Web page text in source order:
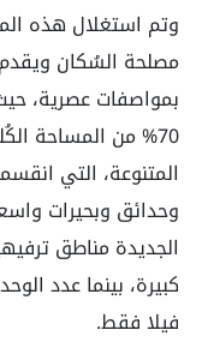
وتم استغلال هذه
مصلحة السُكان
بمواصفات عصرية،
70% من المساحة
المتنوعة، التي
وحدائق وبحيرات
الجديدة مناطق
فيلا فقط.